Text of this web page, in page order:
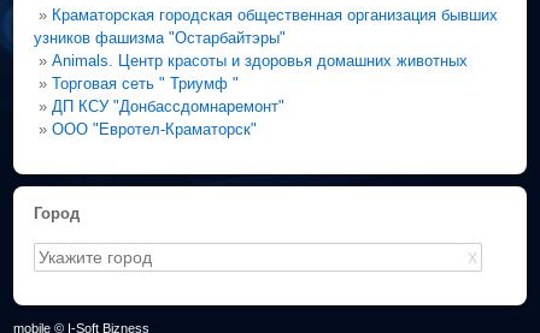
» Краматорская городская общественная организация бывших
узников фашизма "Остарбайтэры"
»Animals. Центр красоты и здоровья домашних животных
»Торговая сеть " Триумф "
» ДП КСУ "Донбассдомнаремонт"
»ООО "Евротел-Краматорск"
Город
X
mobile © I-Soft Bizness